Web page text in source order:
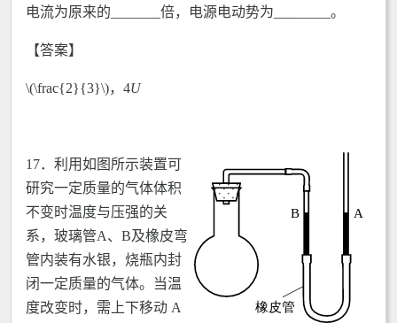
电流为原来的_______倍，电源电动势为________。
【答案】
\(\frac{2}{3}\)，4U
17． 利用如图所示装置可
研究一定质量的气体体积
不变时温度与压强的关
系，玻璃管A、B及橡皮弯
管内装有水银，烧瓶内封
闭一定质量的气体。当温
度改变时，需上下移动 A